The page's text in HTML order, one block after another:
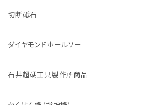
一般道路カッター用
セグメントタイプ
埋設鋳鉄管工事対応タイプ
ヒューム管・U字溝切断用
セグメント
セグメント（特殊凸凹加工チップ
アスファルト切断用
一般道路カッター用
セグメント（特殊凸凹加工チップ
セグメントタイプ
一般道路カッター用
鋳鉄管切断用
セグメントタイプ
埋設鋳鉄管工事対応タイプ
ヒューム管・U字溝切断用
セグメントタイプ
セグメント（特殊凸凹加工チップ
アスファルト切断用
一般道路カッター用
一般道路カッター用
セグメントタイプ
埋設鋳鉄管工事対応タイプ
ヒューム管・U字溝切断用
セグメントタイプ
アスファルト切断用
一般道路カッター用
有効長 250mm
305mm（12インチ）
255mm（10インチ）
305mm（12インチ）
道路（アス・コン兼用）
305mm（12インチ）
355mm（14インチ）
ストレート型チップ
U型チップ
100mm（4インチ）
125mm（5インチ）
切断砥石
金属用
305mm（12インチ）
355mm（14インチ）
非金属用
305mm（12インチ）
ダイヤモンドホールソー
石井超硬工具製作所商品